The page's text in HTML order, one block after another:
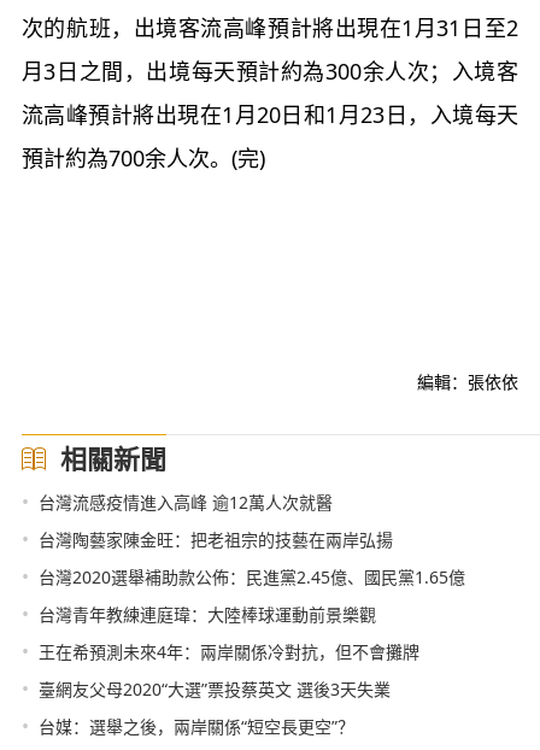
次的航班，出境客流高峰預計將出現在1月31日至2
月3日之間，出境每天預計約為300余人次；入境客
流高峰預計將出現在1月20日和1月23日，入境每天
預計約為700余人次。(完)
編輯：張依依
相關新聞
• 台灣流感疫情進入高峰 逾12萬人次就醫
• 台灣陶藝家陳金旺：把老祖宗的技藝在兩岸弘揚
• 台灣2020選舉補助款公佈：民進黨2.45億、國民黨1.65億
• 台灣青年教練連庭瑋：大陸棒球運動前景樂觀
• 王在希預測未來4年：兩岸關係冷對抗，但不會攤牌
• 臺網友父母2020“大選”票投蔡英文 選後3天失業
• 台媒：選舉之後，兩岸關係“短空長更空”？